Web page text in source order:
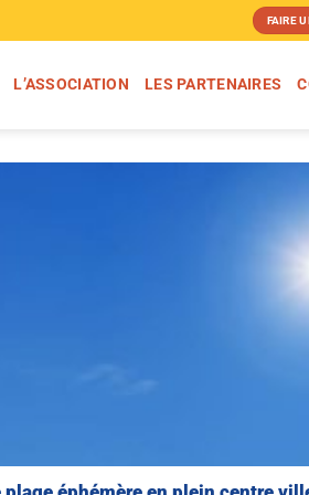
FAIRE
L’ASSOCIATION LES PARTENAIRES